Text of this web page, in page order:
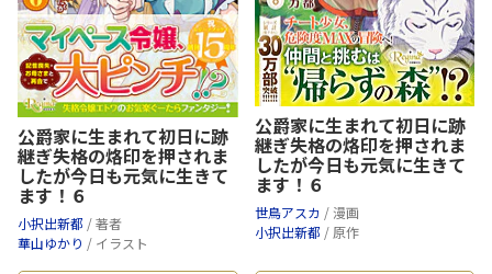
公爵家に生まれて初日に跡
継ぎ失格の烙印を押されま
したが今日も元気に生きて
ます！６
小択出新都 / 著者
華山ゆかり / イラスト
公爵家に生まれて初日に跡
継ぎ失格の烙印を押されま
したが今日も元気に生きて
ます！６
世鳥アスカ / 漫画
小択出新都 / 原作